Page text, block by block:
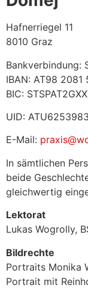
Hafnerriegel 11
8010 Graz
Bankverbindung:
IBAN: AT98 2081
BIC:
UID:
E-Mail:
In sämtlichen
beide
gleichwertig
Lektorat
Lukas Wogrolly,
Bildrechte
Portraits Monika
Portrait mit